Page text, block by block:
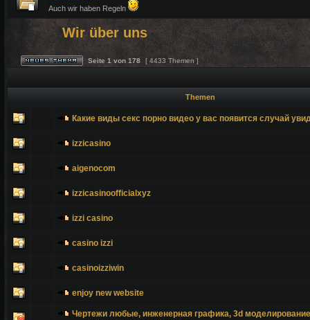
Auch wir haben Regeln
Wir über uns
Seite 1 von 178 [ 4433 Themen ]
Themen
Какие виды секс порно видео у вас появится случай
izzicasino
aigenocom
izzicasinoofficialxyz
izzi casino
casino izzi
casinoizziwin
enjoy new website
Чертежи любые, инженерная графика, 3d моделирование